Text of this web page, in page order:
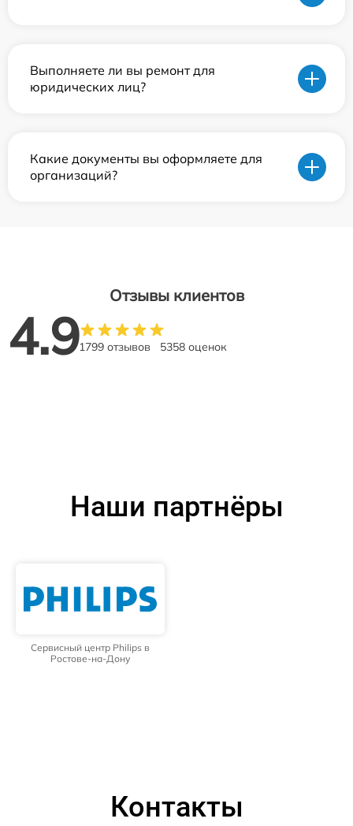
Выполняете ли вы ремонт для
юридических лиц?
Какие документы вы оформляете для
организаций?
Отзывы клиентов
4.91799 отзывов 5358 оценок
Наши партнёры
Сервисный центр Philips в
Ростове-на-Дону
Контакты